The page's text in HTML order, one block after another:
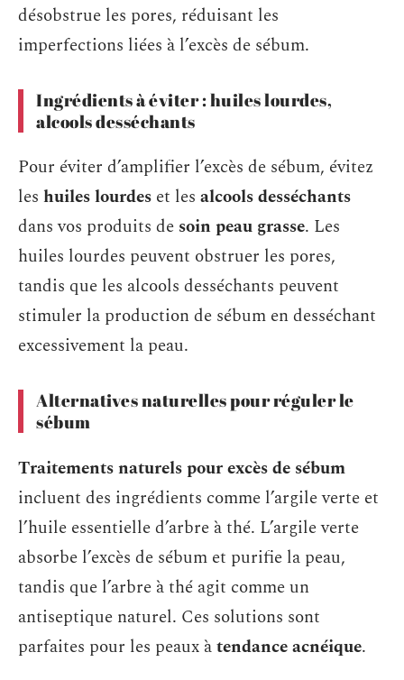
désobstrue les pores, réduisant les
imperfections liées à l’excès de sébum.
Ingrédients à éviter : huiles lourdes,
alcools desséchants
Pour éviter d’amplifier l’excès de sébum, évitez
les huiles lourdes et les alcools desséchants
dans vos produits de soin peau grasse. Les
huiles lourdes peuvent obstruer les pores,
tandis que les alcools desséchants peuvent
stimuler la production de sébum en desséchant
excessivement la peau.
Alternatives naturelles pour réguler le
sébum
Traitements naturels pour excès de sébum
incluent des ingrédients comme l’argile verte et
l’huile essentielle d’arbre à thé. L’argile verte
absorbe l’excès de sébum et purifie la peau,
tandis que l’arbre à thé agit comme un
antiseptique naturel. Ces solutions sont
parfaites pour les peaux àtendance acnéique.